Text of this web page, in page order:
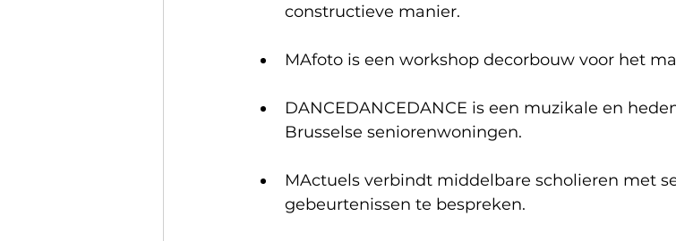
constructieve manier.
MAfoto is een workshop decorbouw voor het
DANCEDANCEDANCE is een muzikale en
Brusselse seniorenwoningen.
MActuels verbindt middelbare scholieren met
gebeurtenissen te bespreken.